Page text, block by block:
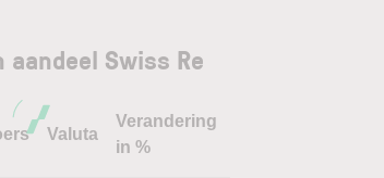
Swiss Re
Valuta
Verandering
in %